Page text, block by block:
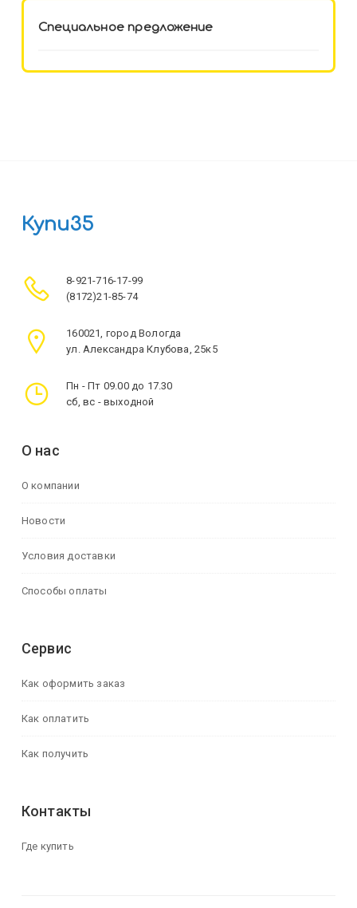
Специальное предложение
Купи35
8-921-716-17-99
(8172)21-85-74
160021, город Вологда
ул. Александра Клубова, 25к5
Пн - Пт 09.00 до 17.30
сб, вс - выходной
О нас
О компании
Новости
Условия доставки
Способы оплаты
Сервис
Как оформить заказ
Как оплатить
Как получить
Контакты
Где купить